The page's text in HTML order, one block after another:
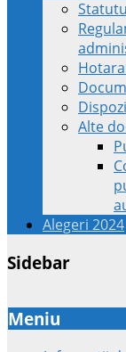
Alte
Alegeri 2024
Sidebar
Meniu